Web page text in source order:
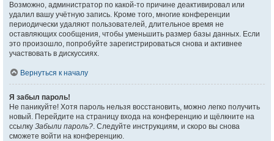
Возможно, администратор по какой-то причине деактивировал или
удалил вашу учётную запись. Кроме того, многие конференции
периодически удаляют пользователей, длительное время не
оставляющих сообщения, чтобы уменьшить размер базы данных. Если
это произошло, попробуйте зарегистрироваться снова и активнее
участвовать в дискуссиях.
Вернуться к началу
Я забыл пароль!
Не паникуйте! Хотя пароль нельзя восстановить, можно легко получить
новый. Перейдите на страницу входа на конференцию и щёлкните на
ссылку Забыли пароль?. Следуйте инструкциям, и скоро вы снова
сможете войти на конференцию.